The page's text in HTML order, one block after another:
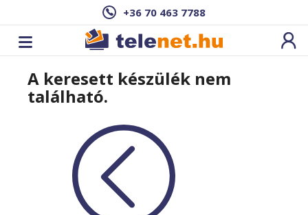
+36 70 463 7788
A keresett készülék nem
található.